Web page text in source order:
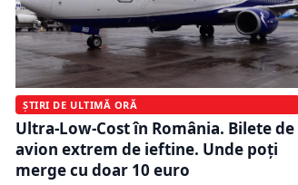
ȘTIRI DE ULTIMĂ ORĂ
Ultra-Low-Cost în România. Bilete de
avion extrem de ieftine. Unde poți
merge cu doar 10 euro